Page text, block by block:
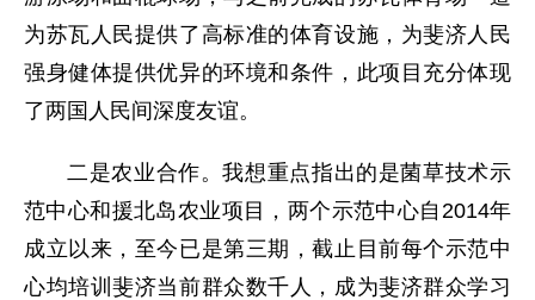
为苏瓦人民提供了高标准的体育设施，为斐济人民
强身健体提供优异的环境和条件，此项目充分体现
了两国人民间深度友谊。
二是农业合作。我想重点指出的是菌草技术示
范中心和援北岛农业项目，两个示范中心自2014年
成立以来，至今已是第三期，截止目前每个示范中
心均培训斐济当前群众数千人，成为斐济群众学习